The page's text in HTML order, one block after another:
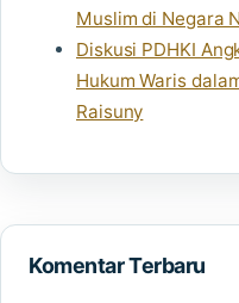
Muslim di Negara
Diskusi PDHKI
Hukum Waris
Raisuny
Komentar Terbaru